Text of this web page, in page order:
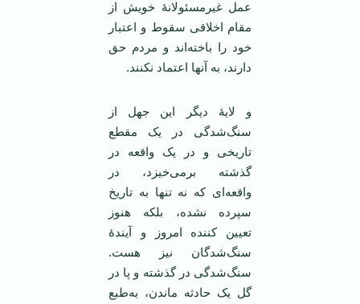
عمل غیرمسئولانۀ خویش از
مقام اخلاقی سقوط و اعتبار
خود را باخته‌اند و مردم حق
دارند، به آنها اعتماد نکنند.
و لایۀ دیگر این جهل از
سنگ‌شدگی در یک مقطع
تاریخی و در یک واقعه در
گذشته برمی‌خیزد، در
واقعه‌ای که نه تنها به تاریخ
سپرده نشده، بلکه هنوز
تعیین کننده امروز و آیندۀ
سنگ‌شدگان نیز هست.
سنگ‌شدگی در گذشته و پا در
گل یک حادثه ماندن، به‌طبع